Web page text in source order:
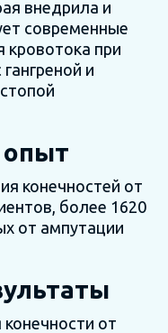
внедрила и
современные
кровотока при
и
конечностей от
более 1620
от ампутации
от